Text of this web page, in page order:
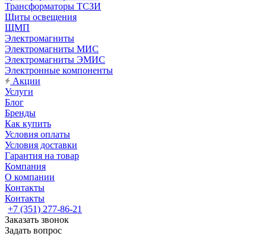
Трансформаторы ТСЗИ
Щиты освещения
ЩМП
Электромагниты
Электромагниты МИС
Электромагниты ЭМИС
Электронные компоненты
Акции
Услуги
Блог
Бренды
Как купить
Условия оплаты
Условия доставки
Гарантия на товар
Компания
О компании
Контакты
Контакты
+7 (351) 277-86-21
Заказать звонок
Задать вопрос